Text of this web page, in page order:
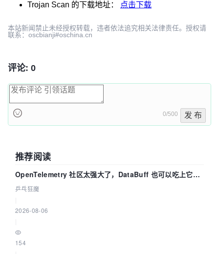
Trojan Scan 的下载地址： 点击下载
本站新闻禁止未经授权转载，违者依法追究相关法律责任。授权请
联系：oscbianji#oschina.cn
评论: 0
0/500 发 布
推荐阅读
OpenTelemetry 社区太强大了，DataBuff 也可以吃上它的
eBPF 链路了
乒乓狂魔
2026-08-06
154